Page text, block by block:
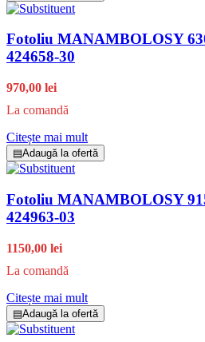
Fotoliu MANAMBOLOSY
424658-30
970,00 lei
La comandă
Citește mai mult
▤Adaugă la ofertă
Fotoliu MANAMBOLOSY
424963-03
1150,00 lei
La comandă
Citește mai mult
▤Adaugă la ofertă